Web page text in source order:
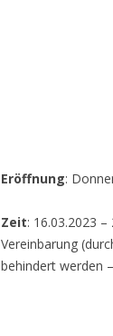
Eröffnung:
Zeit: 16.03.2023
Vereinbarung
behindert werden